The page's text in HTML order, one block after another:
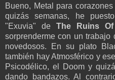
Bueno, Metal para
quizás semanas, he
"Exuvia" de The Ruins Of
sorprenderme con un
novedosos. En su plato
también hay Atmosférico y
Psicodélico, el Doom y
dando bandazos. Al